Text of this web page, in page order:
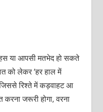
या आपसी मतभेद हो सकते
को लेकर ‘हर हाल में
रिश्ते में कड़वाहट आ
जरूरी होगा, वरना